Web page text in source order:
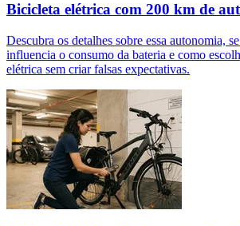
Bicicleta elétrica com 200 km de
Descubra os detalhes sobre essa autonomia,
influencia o consumo da bateria e como
elétrica sem criar falsas expectativas.